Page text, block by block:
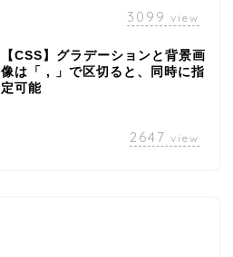
3099 view
【CSS】グラデーションと背景画
像は「 , 」で区切ると、同時に指
定可能
2647 view